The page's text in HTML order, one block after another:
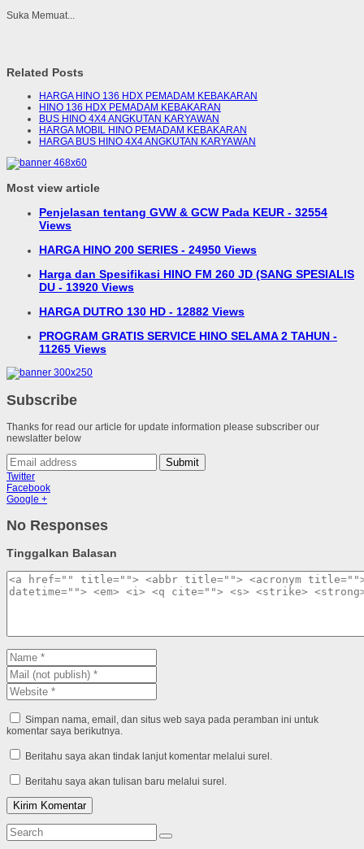
Suka Memuat...
Related Posts
HARGA HINO 136 HDX PEMADAM KEBAKARAN
HINO 136 HDX PEMADAM KEBAKARAN
BUS HINO 4X4 ANGKUTAN KARYAWAN
HARGA MOBIL HINO PEMADAM KEBAKARAN
HARGA BUS HINO 4X4 ANGKUTAN KARYAWAN
Most view article
Penjelasan tentang GVW & GCW Pada KEUR - 32554
Views
HARGA HINO 200 SERIES - 24950 Views
Harga dan Spesifikasi HINO FM 260 JD (SANG SPESIALIS
DU - 13920 Views
HARGA DUTRO 130 HD - 12882 Views
PROGRAM GRATIS SERVICE HINO SELAMA 2 TAHUN -
11265 Views
Subscribe
Thanks for read our article for update information please subscriber our
newslatter below
Submit
Twitter
Facebook
Google +
No Responses
Tinggalkan Balasan
Simpan nama, email, dan situs web saya pada peramban ini untuk
komentar saya berikutnya.
Beritahu saya akan tindak lanjut komentar melalui surel.
Beritahu saya akan tulisan baru melalui surel.